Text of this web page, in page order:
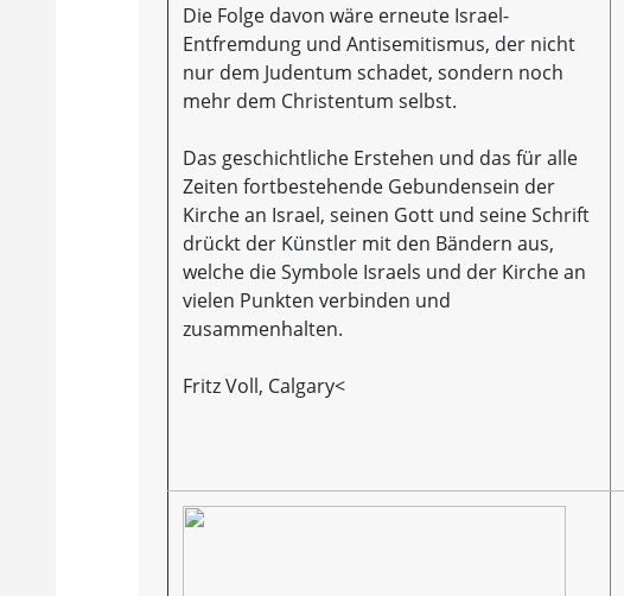
Die Folge davon wäre erneute Israel-
Entfremdung und Antisemitismus, der nicht
nur dem Judentum schadet, sondern noch
mehr dem Christentum selbst.
Das geschichtliche Erstehen und das für alle
Zeiten fortbestehende Gebundensein der
Kirche an Israel, seinen Gott und seine Schrift
drückt der Künstler mit den Bändern aus,
welche die Symbole Israels und der Kirche an
vielen Punkten verbinden und
zusammenhalten.
Fritz Voll, Calgary<